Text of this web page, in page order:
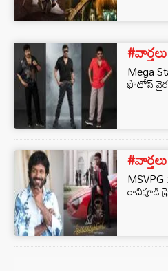
#వార్తలు
Mega
ఫొటోస్
#వార్తలు
MSVPG
రావిపూడి